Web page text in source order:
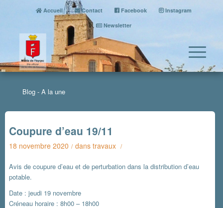
Accueil Contact Facebook
Instagram
Newsletter
Blog - A la une
Coupure d’eau 19/11
18 novembre 2020 / danstravaux /
Avis de coupure d’eau et de perturbation dans la distribution d’eau
potable.
Date : jeudi 19 novembre
Créneau horaire : 8h00 – 18h00